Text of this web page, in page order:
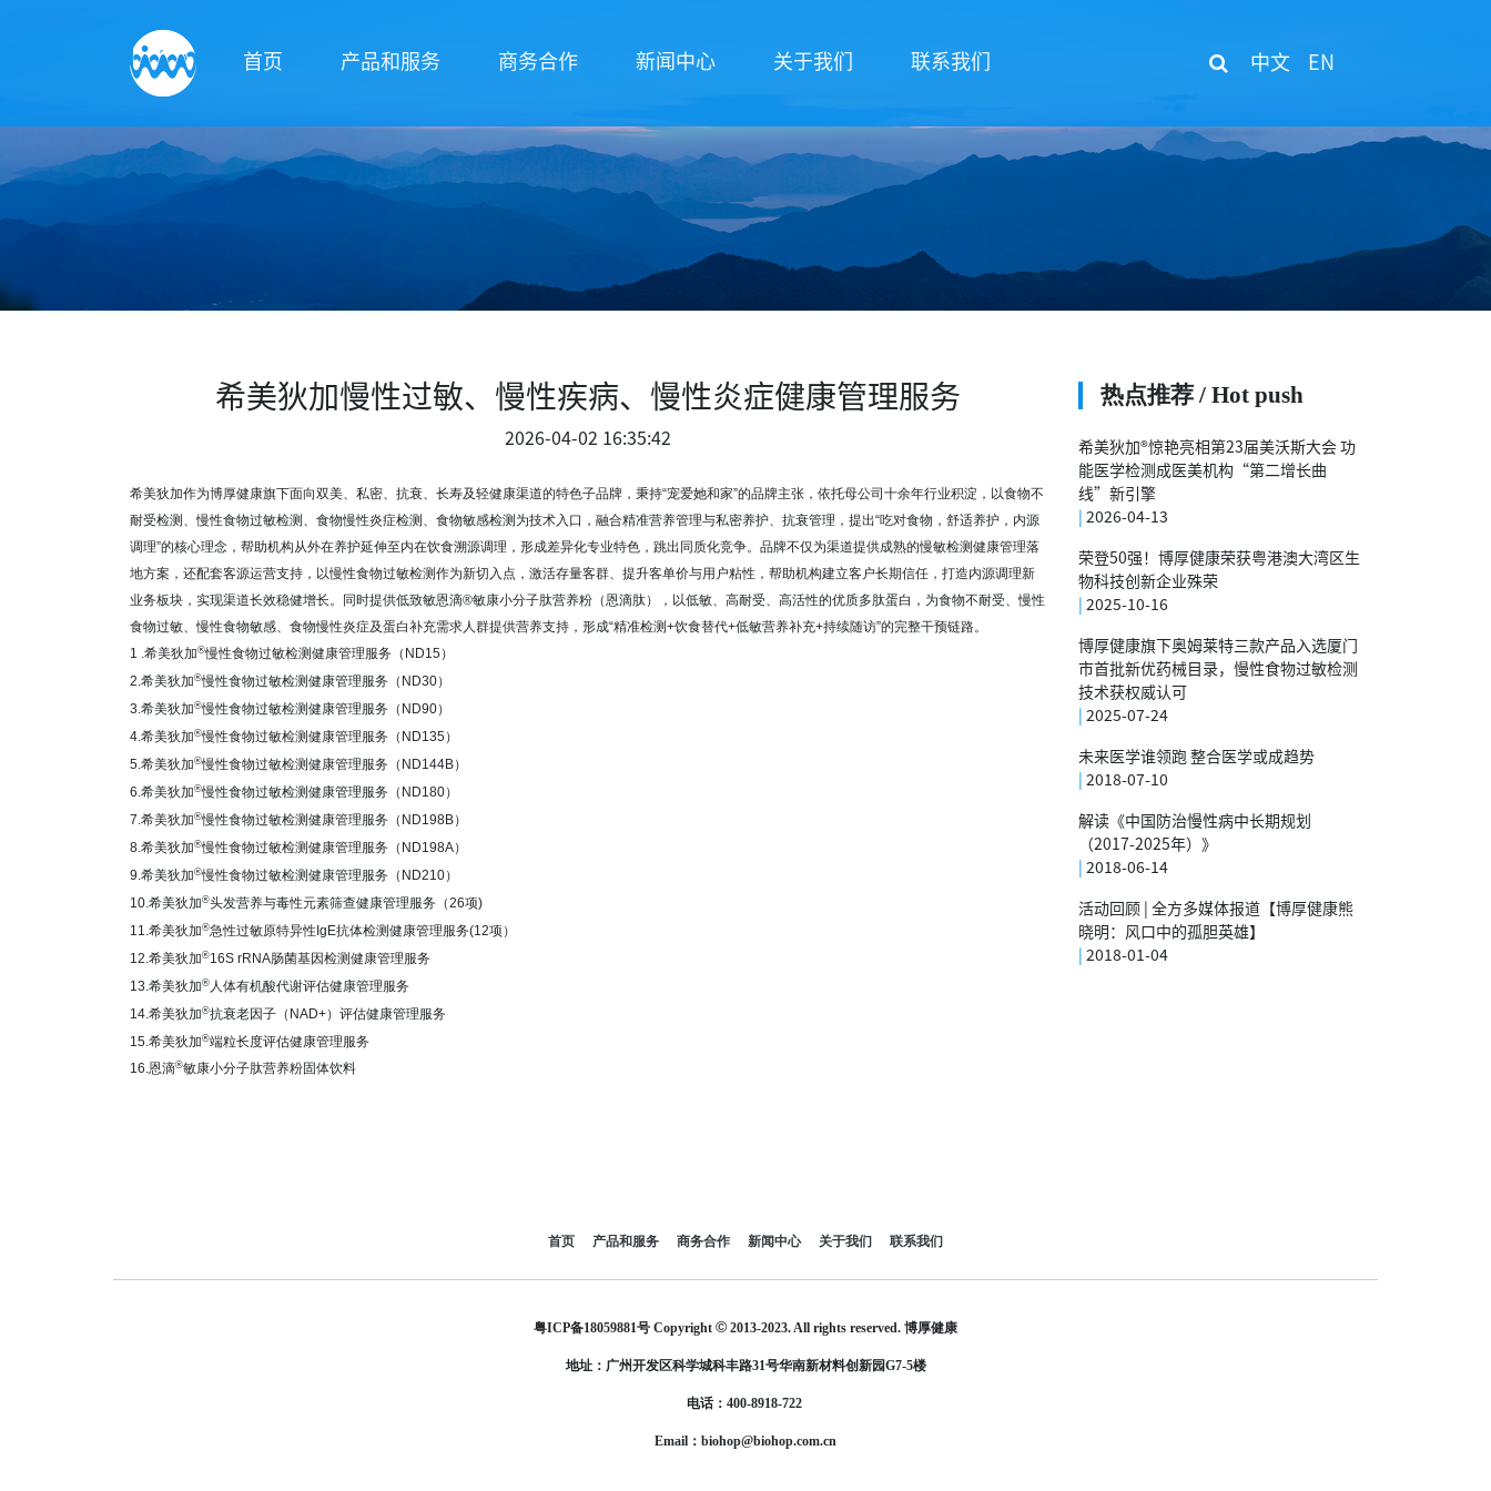
首页 产品和服务 商务合作 新闻中心 关于我们 联系我们 中文 EN
希美狄加慢性过敏、慢性疾病、慢性炎症健康管理服务
2026-04-02 16:35:42
希美狄加作为博厚健康旗下面向双美、私密、抗衰、长寿及轻健康渠道的特色子品牌，秉持“宠爱她和家”的品牌主张，依托母公司十余年行业积淀，以食物不
耐受检测、慢性食物过敏检测、食物慢性炎症检测、食物敏感检测为技术入口，融合精准营养管理与私密养护、抗衰管理，提出“吃对食物，舒适养护，内源
调理”的核心理念，帮助机构从外在养护延伸至内在饮食溯源调理，形成差异化专业特色，跳出同质化竞争。品牌不仅为渠道提供成熟的慢敏检测健康管理落
地方案，还配套客源运营支持，以慢性食物过敏检测作为新切入点，激活存量客群、提升客单价与用户粘性，帮助机构建立客户长期信任，打造内源调理新
业务板块，实现渠道长效稳健增长。
同时提供低致敏恩滴®敏康小分子肽营养粉（恩滴肽），以低敏、高耐受、高活性的优质多肽蛋白，为食物不耐受、慢性
食物过敏、慢性食物敏感、食物慢性炎症及蛋白补充需求人群提供营养支持，形成“精准检测+饮食替代+低敏营养补充+持续随访”的完整干预链路。
1 .希美狄加®慢性食物过敏检测健康管理服务（ND15）
2.希美狄加®慢性食物过敏检测健康管理服务（ND30）
3.希美狄加®慢性食物过敏检测健康管理服务（ND90）
4.希美狄加®慢性食物过敏检测健康管理服务（ND135）
5.希美狄加®慢性食物过敏检测健康管理服务（ND144B）
6.希美狄加®慢性食物过敏检测健康管理服务（ND180）
7.希美狄加®慢性食物过敏检测健康管理服务（ND198B）
8.希美狄加®慢性食物过敏检测健康管理服务（ND198A）
9.希美狄加®慢性食物过敏检测健康管理服务（ND210）
10.希美狄加®头发营养与毒性元素筛查健康管理服务（26项)
11.希美狄加®急性过敏原特异性IgE抗体检测健康管理服务(12项）
12.希美狄加®16S rRNA肠菌基因检测健康管理服务
13.希美狄加® 人体有机酸代谢评估健康管理服务
14.希美狄加®抗衰老因子（NAD+）评估健康管理服务
15.希美狄加®端粒长度评估健康管理服务
16.恩滴®敏康小分子肽营养粉固体饮料
热点推荐 / Hot push
希美狄加®惊艳亮相第23届美沃斯大会 功
能医学检测成医美机构“第二增长曲
线”新引擎
2026-04-13
荣登50强！博厚健康荣获粤港澳大湾区生
物科技创新企业殊荣
2025-10-16
博厚健康旗下奥姆莱特三款产品入选厦门
市首批新优药械目录，慢性食物过敏检测
技术获权威认可
2025-07-24
未来医学谁领跑 整合医学或成趋势
2018-07-10
解读《中国防治慢性病中长期规划
（2017-2025年）》
2018-06-14
活动回顾 | 全方多媒体报道【博厚健康熊
晓明：风口中的孤胆英雄】
2018-01-04
首页 产品和服务 商务合作 新闻中心 关于我们 联系我们
粤ICP备18059881号 Copyright © 2013-2023. All rights reserved. 博厚健康
地址：广州开发区科学城科丰路31号华南新材料创新园G7-5楼
电话：400-8918-722
Email：biohop@biohop.com.cn